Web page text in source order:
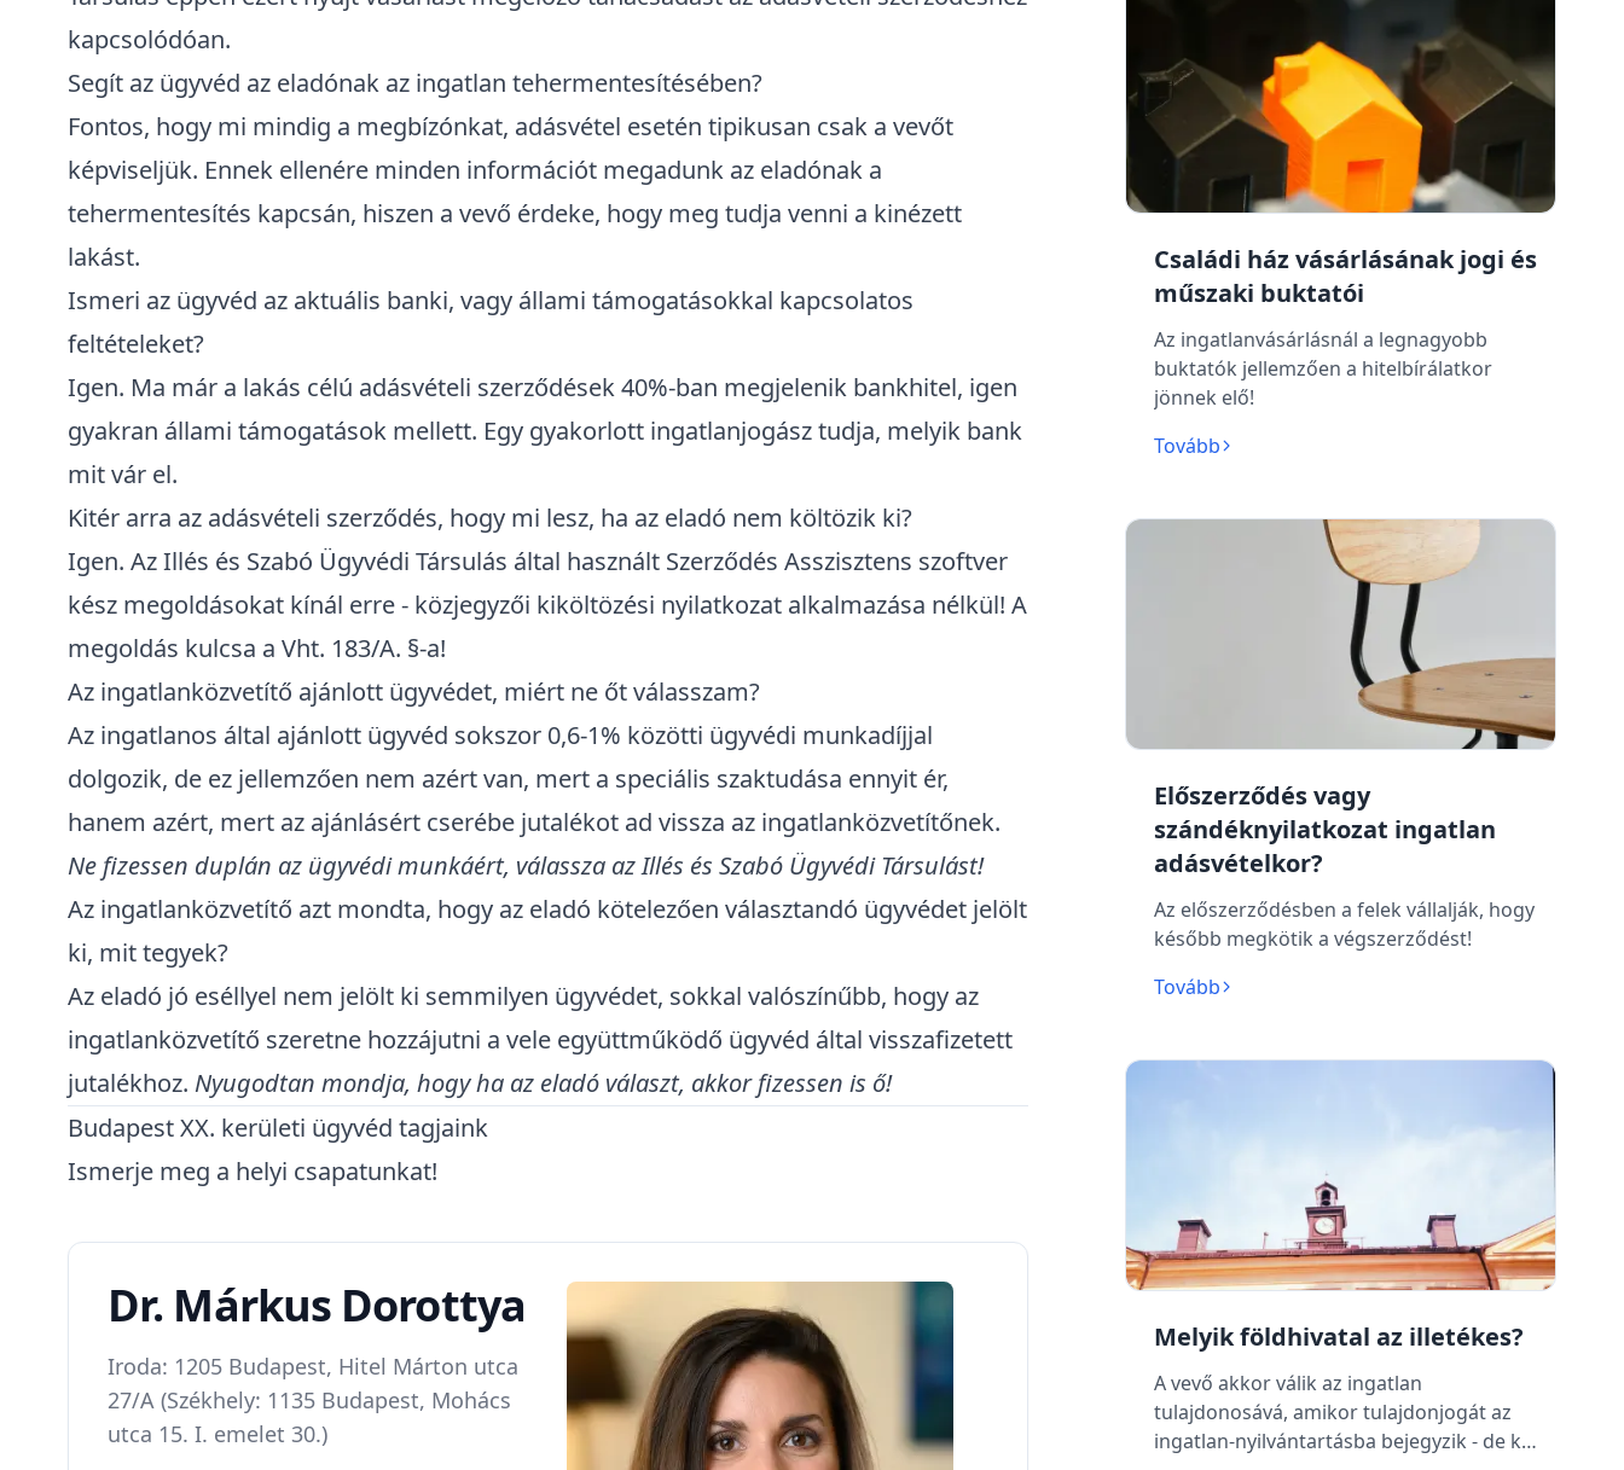
kapcsolódóan.
Segít az ügyvéd az eladónak az ingatlan tehermentesítésében?
Fontos, hogy mi mindig a megbízónkat, adásvétel esetén tipikusan csak a vevőt
képviseljük. Ennek ellenére minden információt megadunk az eladónak a
tehermentesítés kapcsán, hiszen a vevő érdeke, hogy meg tudja venni a kinézett
lakást.
Ismeri az ügyvéd az aktuális banki, vagy állami támogatásokkal kapcsolatos
feltételeket?
Igen. Ma már a lakás célú adásvételi szerződések 40%-ban megjelenik bankhitel, igen
gyakran állami támogatások mellett. Egy gyakorlott ingatlanjogász tudja, melyik bank
mit vár el.
Kitér arra az adásvételi szerződés, hogy mi lesz, ha az eladó nem költözik ki?
Igen. Az Illés és Szabó Ügyvédi Társulás által használt Szerződés Asszisztens szoftver
kész megoldásokat kínál erre - közjegyzői kiköltözési nyilatkozat alkalmazása nélkül! A
megoldás kulcsa a Vht. 183/A. §-a!
Az ingatlanközvetítő ajánlott ügyvédet, miért ne őt válasszam?
Az ingatlanos által ajánlott ügyvéd sokszor 0,6-1% közötti ügyvédi munkadíjjal
dolgozik, de ez jellemzően nem azért van, mert a speciális szaktudása ennyit ér,
hanem azért, mert az ajánlásért cserébe jutalékot ad vissza az ingatlanközvetítőnek.
Ne fizessen duplán az ügyvédi munkáért, válassza az Illés és Szabó Ügyvédi Társulást!
Az ingatlanközvetítő azt mondta, hogy az eladó kötelezően választandó ügyvédet jelölt
ki, mit tegyek?
Az eladó jó eséllyel nem jelölt ki semmilyen ügyvédet, sokkal valószínűbb, hogy az
ingatlanközvetítő szeretne hozzájutni a vele együttműködő ügyvéd által visszafizetett
jutalékhoz. Nyugodtan mondja, hogy ha az eladó választ, akkor fizessen is ő!
Budapest XX. kerületi ügyvéd tagjaink
Ismerje meg a helyi csapatunkat!
Dr. Márkus Dorottya
Iroda: 1205 Budapest, Hitel Márton utca
27/A (Székhely: 1135 Budapest, Mohács
utca 15. I. emelet 30.)
Családi ház vásárlásának jogi és
műszaki buktatói
Az ingatlanvásárlásnál a legnagyobb
buktatók jellemzően a hitelbírálatkor
jönnek elő!
Tovább
Előszerződés vagy
szándéknyilatkozat ingatlan
adásvételkor?
Az előszerződésben a felek vállalják, hogy
később megkötik a végszerződést!
Tovább
Melyik földhivatal az illetékes?
A vevő akkor válik az ingatlan
tulajdonosává, amikor tulajdonjogát az
ingatlan-nyilvántartásba bejegyzik - de ki